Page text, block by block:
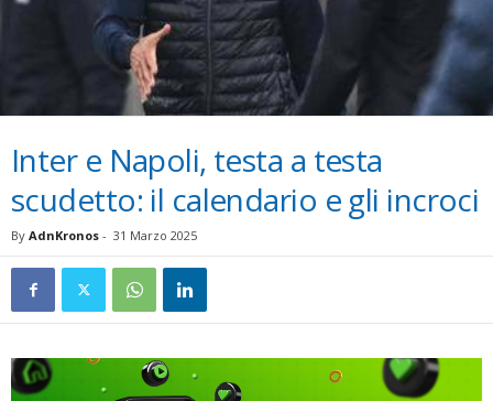
Inter e Napoli, testa a testa
scudetto: il calendario e gli incroci
By AdnKronos - 31 Marzo 2025